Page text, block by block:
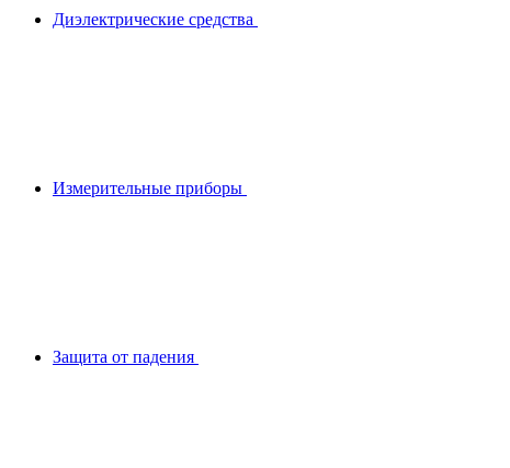
Диэлектрические средства
Измерительные приборы
Защита от падения